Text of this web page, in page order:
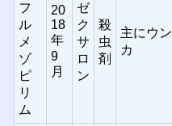
フ
ル
メ
ゾ
ピ
リ
ム
20
18
年
9
月
ゼ
ク
サ
ロ
ン
殺
虫
剤
主にウン
カ